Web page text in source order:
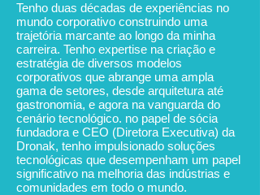
Tenho duas décadas de experiências no
mundo corporativo construindo uma
trajetória marcante ao longo da minha
carreira. Tenho expertise na criação e
estratégia de diversos modelos
corporativos que abrange uma ampla
gama de setores, desde arquitetura até
gastronomia, e agora na vanguarda do
cenário tecnológico. no papel de sócia
fundadora e CEO (Diretora Executiva) da
Dronak, tenho impulsionado soluções
tecnológicas que desempenham um papel
significativo na melhoria das indústrias e
comunidades em todo o mundo.